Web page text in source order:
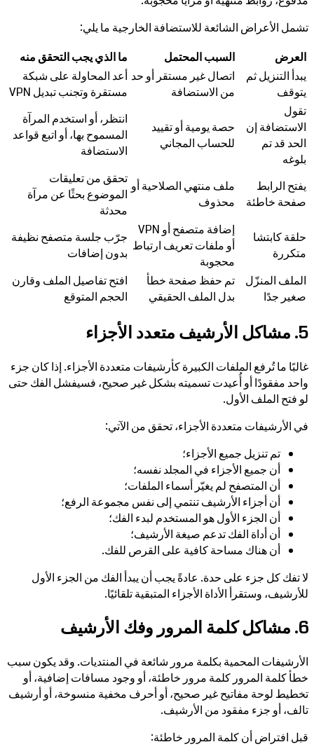
تشمل الأعراض الشائعة للاستضافة الخارجية ما يلي:
العرض
السبب المحتمل
ما الذي يجب التحقق منه
يبدأ التنزيل ثم
يتوقف
اتصال غير مستقر أو حد
من الاستضافة
أعد المحاولة على شبكة
مستقرة وتجنب تبديل VPN
تقول
الاستضافة إن
الحد قد تم
بلوغه
حصة يومية أو تقييد
للحساب المجاني
انتظر، أو استخدم المرآة
المسموح بها، أو اتبع قواعد
الاستضافة
يفتح الرابط
صفحة خاطئة
ملف منتهي الصلاحية أو
محذوف
تحقق من تعليقات
الموضوع بحثًا عن مرآة
محدثة
حلقة كابتشا
متكررة
إضافة متصفح أو VPN
أو ملفات تعريف ارتباط
محجوبة
جرّب جلسة متصفح نظيفة
بدون إضافات
الملف المنزّل
صغير جدًا
تم حفظ صفحة خطأ
بدل الملف الحقيقي
افتح تفاصيل الملف وقارن
الحجم المتوقع
5. مشاكل الأرشيف متعدد الأجزاء
غالبًا ما تُرفع الملفات الكبيرة كأرشيفات متعددة الأجزاء. إذا كان جزء
واحد مفقودًا أو أُعيدت تسميته بشكل غير صحيح، فسيفشل الفك حتى
لو فتح الملف الأول.
في الأرشيفات متعددة الأجزاء، تحقق من الآتي:
تم تنزيل جميع الأجزاء؛
أن جميع الأجزاء في المجلد نفسه؛
أن المتصفح لم يغيّر أسماء الملفات؛
أن أجزاء الأرشيف تنتمي إلى نفس مجموعة الرفع؛
أن الجزء الأول هو المستخدم لبدء الفك؛
أن أداة الفك تدعم صيغة الأرشيف؛
أن هناك مساحة كافية على القرص للفك.
لا تفك كل جزء على حدة. عادةً يجب أن يبدأ الفك من الجزء الأول
للأرشيف، وستقرأ الأداة الأجزاء المتبقية تلقائيًا.
6. مشاكل كلمة المرور وفك الأرشيف
الأرشيفات المحمية بكلمة مرور شائعة في المنتديات. وقد يكون سبب
خطأ كلمة المرور كلمة مرور خاطئة، أو وجود مسافات إضافية، أو
تخطيط لوحة مفاتيح غير صحيح، أو أحرف مخفية منسوخة، أو أرشيف
تالف، أو جزء مفقود من الأرشيف.
قبل افتراض أن كلمة المرور خاطئة: